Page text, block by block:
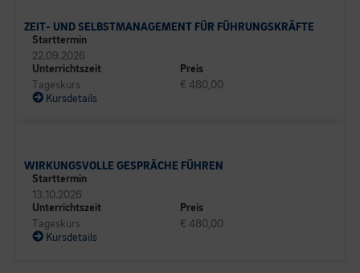
ZEIT- UND SELBSTMANAGEMENT FÜR FÜHRUNGSKRÄFTE
Starttermin
22.09.2026
Unterrichtszeit
Tageskurs
Preis
€ 480,00
Kursdetails
WIRKUNGSVOLLE GESPRÄCHE FÜHREN
Starttermin
13.10.2026
Unterrichtszeit
Tageskurs
Preis
€ 480,00
Kursdetails